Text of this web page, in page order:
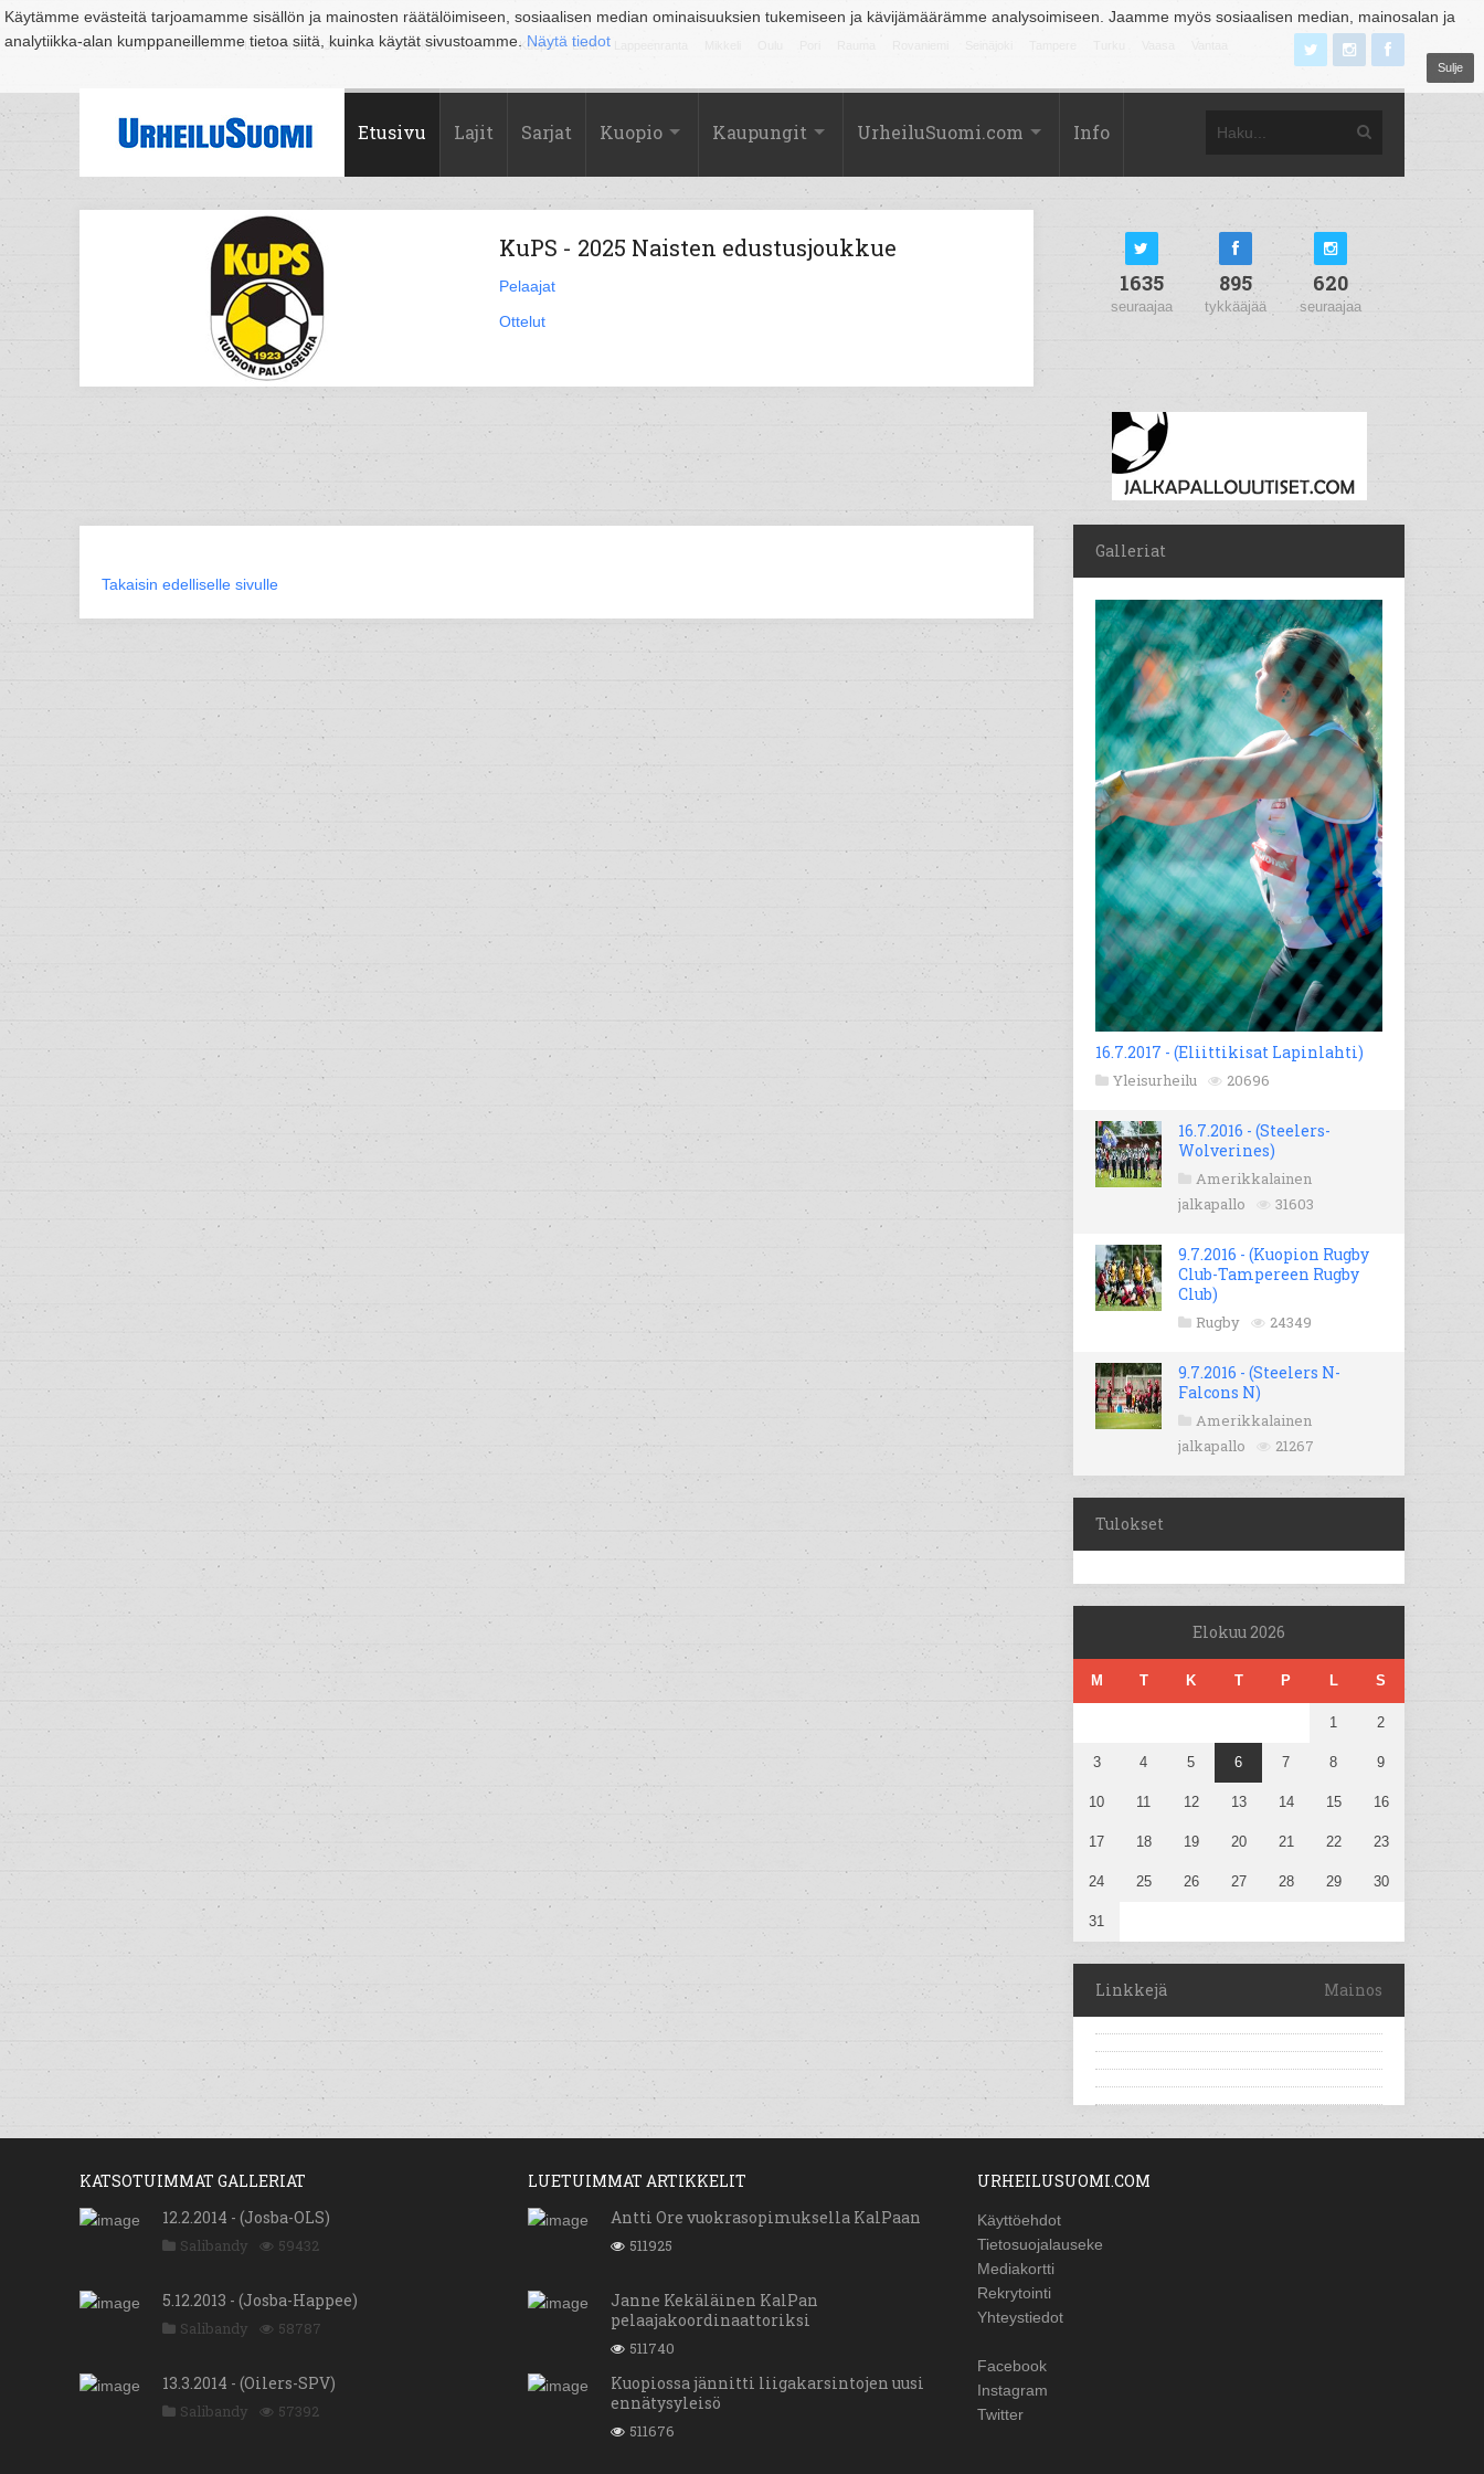
Käytämme evästeitä tarjoamamme sisällön ja mainosten räätälöimiseen, sosiaalisen median ominaisuuksien tukemiseen ja kävijämäärämme analysoimiseen. Jaamme myös sosiaalisen median, mainosalan ja
analytiikka-alan kumppaneillemme tietoa siitä, kuinka käytät sivustoamme. Näytä tiedot
Sulje
Suomi Espoo Helsinki Hämeenlinna Joensuu Jyväskylä Kouvola Kuopio Lahti
Etusivu Lajit Sarjat Kuopio Kaupungit UrheiluSuomi.com Info
KuPS - 2025 Naisten edustusjoukkue
Pelaajat
Ottelut
Takaisin edelliselle sivulle
1635
seuraajaa
895
tykkääjää
620
seuraajaa
Galleriat
16.7.2017 - (Eliittikisat Lapinlahti)
Yleisurheilu 20696
16.7.2016 - (Steelers-
Wolverines)
Amerikkalainen
jalkapallo
31603
9.7.2016 - (Kuopion Rugby
Club-Tampereen Rugby
Club)
Rugby 24349
9.7.2016 - (Steelers N-
Falcons N)
Amerikkalainen
jalkapallo
21267
Tulokset
Elokuu 2026
M T K T P L S
1 2
3 4 5 6 7 8 9
10 11 12 13 14 15 16
17 18 19 20 21 22 23
24 25 26 27 28 29 30
31
Linkkejä Mainos
KATSOTUIMMAT GALLERIAT
12.2.2014 - (Josba-OLS)
Salibandy 59432
5.12.2013 - (Josba-Happee)
Salibandy 58787
13.3.2014 - (Oilers-SPV)
Salibandy 57392
LUETUIMMAT ARTIKKELIT
Antti Ore vuokrasopimuksella KalPaan
511925
Janne Kekäläinen KalPan
pelaajakoordinaattoriksi
511740
Kuopiossa jännitti liigakarsintojen uusi
ennätysyleisö
511676
URHEILUSUOMI.COM
Käyttöehdot
Tietosuojalauseke
Mediakortti
Rekrytointi
Yhteystiedot
Facebook
Instagram
Twitter